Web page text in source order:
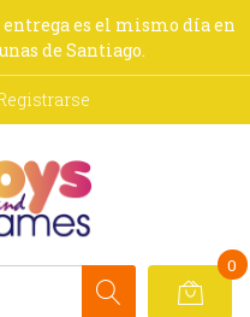
entrega es el mismo día en
de Santiago.
0